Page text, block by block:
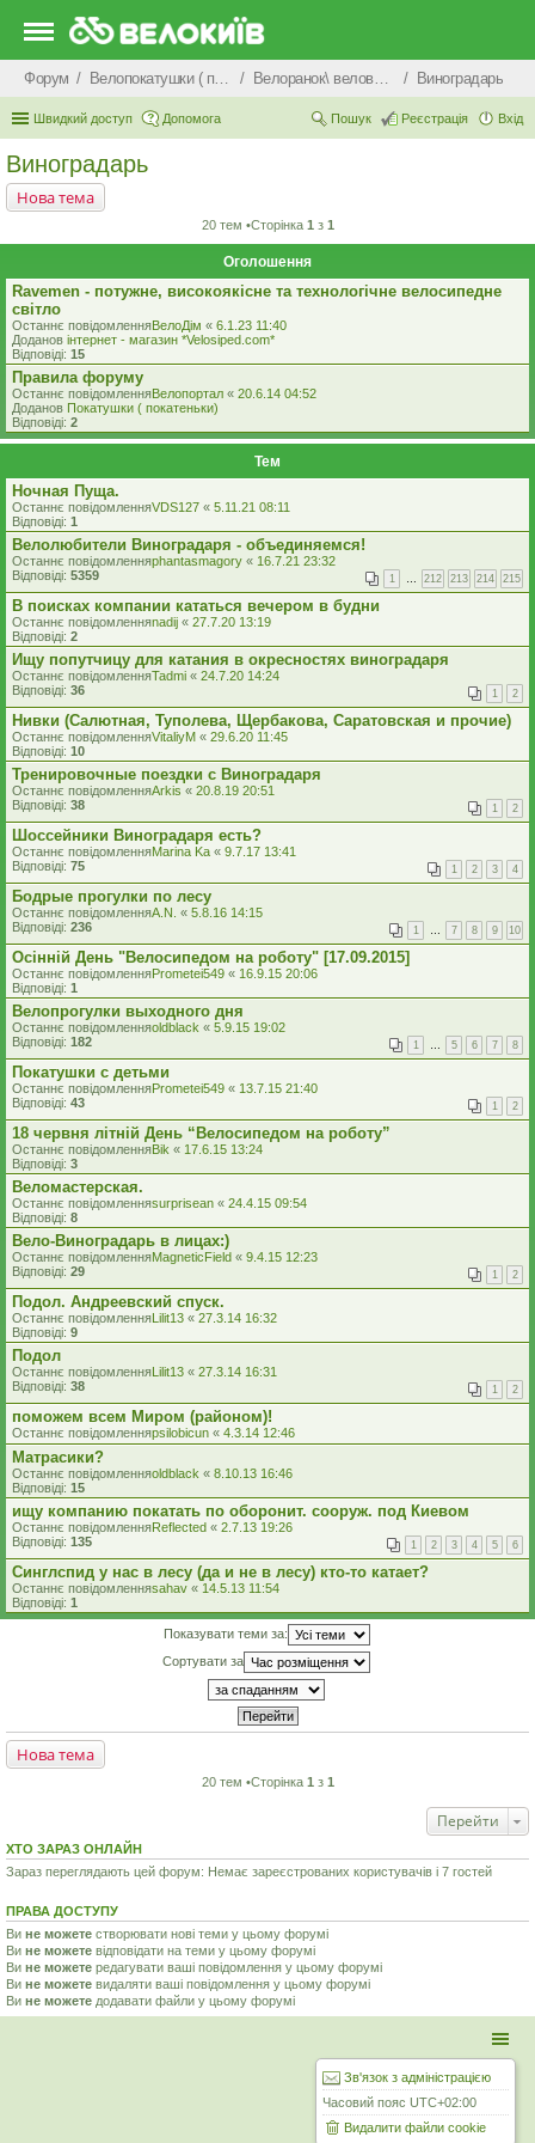
Форум Велопокатушки ( покатеньки), велопоходи, туризм. Велоранок\ веловечір\ велодень \ велоніч Виноградарь
Швидкий доступ Допомога Вхід
Реєстрація
Пошук
Виноградарь
Нова тема
20 тем •Сторінка 1 з 1
Оголошення
Ravemen - потужне, високоякісне та технологічне велосипедне
світло
Останнє повідомленняВелоДім « 6.1.23 11:40
Доданов iнтернет - магазин *Velosiped.com*
Відповіді: 15
Правила форуму
Останнє повідомленняВелопортал « 20.6.14 04:52
Доданов Покатушки ( покатеньки)
Відповіді: 2
Тем
Ночная Пуща.
Останнє повідомленняVDS127 « 5.11.21 08:11
Відповіді: 1
Велолюбители Виноградаря - объединяемся!
Останнє повідомленняphantasmagory « 16.7.21 23:32
Відповіді: 5359 1 … 212 213 214 215
В поисках компании кататься вечером в будни
Останнє повідомленняnadij « 27.7.20 13:19
Відповіді: 2
Ищу попутчицу для катания в окресностях виноградаря
Останнє повідомленняTadmi « 24.7.20 14:24
Відповіді: 36 1 2
Нивки (Салютная, Туполева, Щербакова, Саратовская и прочие)
Останнє повідомленняVitaliyM « 29.6.20 11:45
Відповіді: 10
Тренировочные поездки с Виноградаря
Останнє повідомленняArkis « 20.8.19 20:51
Відповіді: 38 1 2
Шоссейники Виноградаря есть?
Останнє повідомленняMarina Ka « 9.7.17 13:41
Відповіді: 75 1 2 3 4
Бодрые прогулки по лесу
Останнє повідомленняA.N. « 5.8.16 14:15
Відповіді: 236 1 … 7 8 9 10
Осінній День "Велосипедом на роботу" [17.09.2015]
Останнє повідомленняPrometei549 « 16.9.15 20:06
Відповіді: 1
Велопрогулки выходного дня
Останнє повідомленняoldblack « 5.9.15 19:02
Відповіді: 182 1 … 5 6 7 8
Покатушки с детьми
Останнє повідомленняPrometei549 « 13.7.15 21:40
Відповіді: 43 1 2
18 червня літній День “Велосипедом на роботу”
Останнє повідомленняBik « 17.6.15 13:24
Відповіді: 3
Веломастерская.
Останнє повідомленняsurprisean « 24.4.15 09:54
Відповіді: 8
Вело-Виноградарь в лицах:)
Останнє повідомленняMagneticField « 9.4.15 12:23
Відповіді: 29 1 2
Подол. Андреевский спуск.
Останнє повідомленняLilit13 « 27.3.14 16:32
Відповіді: 9
Подол
Останнє повідомленняLilit13 « 27.3.14 16:31
Відповіді: 38 1 2
поможем всем Миром (районом)!
Останнє повідомленняpsilobicun « 4.3.14 12:46
Матрасики?
Останнє повідомленняoldblack « 8.10.13 16:46
Відповіді: 15
ищу компанию покатать по оборонит. сооруж. под Киевом
Останнє повідомленняReflected « 2.7.13 19:26
Відповіді: 135 1 2 3 4 5 6
Синглспид у нас в лесу (да и не в лесу) кто-то катает?
Останнє повідомленняsahav « 14.5.13 11:54
Відповіді: 1
Показувати теми за:
Сортувати за
Нова тема
20 тем •Сторінка 1 з 1
Перейти
ХТО ЗАРАЗ ОНЛАЙН
Зараз переглядають цей форум: Немає зареєстрованих користувачів і 7 гостей
ПРАВА ДОСТУПУ
Ви не можете створювати нові теми у цьому форумі
Ви не можете відповідати на теми у цьому форумі
Ви не можете редагувати ваші повідомлення у цьому форумі
Ви не можете видаляти ваші повідомлення у цьому форумі
Ви не можете додавати файли у цьому форумі
Зв'язок з адміністрацією
Часовий пояс UTC+02:00
Видалити файли cookie